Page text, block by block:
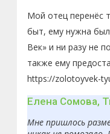
Мой отец перенёс
быт, ему нужна
Век» и ни разу не
также ему
https://zolotoyvek-
Елена Сомова,
Мне пришлось